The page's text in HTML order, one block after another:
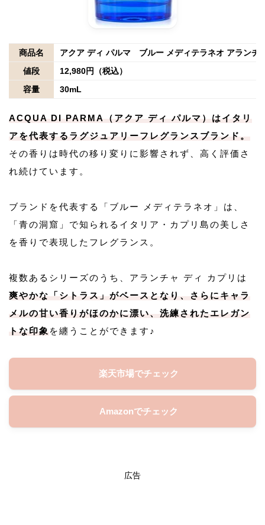
商品名
アクア ディ パルマ ブルー メディテラネオ アランチ
値段
12,980円（税込）
容量
30mL
ACQUA DI PARMA（アクア ディ パルマ）はイタリ
アを代表するラグジュアリーフレグランスブランド。
その香りは時代の移り変りに影響されず、高く評価さ
れ続けています。
ブランドを代表する「ブルー メディテラネオ」は、
「青の洞窟」で知られるイタリア・カプリ島の美しさ
を香りで表現したフレグランス。
複数あるシリーズのうち、アランチャ ディ カプリは
爽やかな「シトラス」がベースとなり、さらにキャラ
メルの甘い香りがほのかに漂い、洗練されたエレガン
トな印象 を纏うことができます♪
楽天市場でチェック
Amazonでチェック
広告